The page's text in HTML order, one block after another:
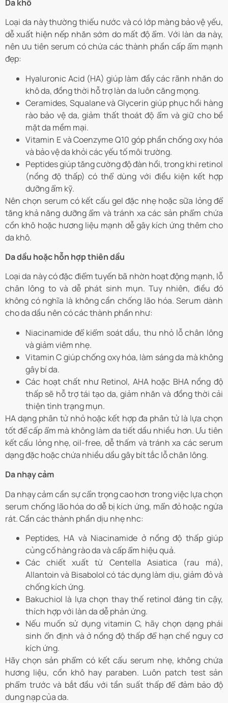
Da khô
Loại da này thường thiếu nước và có lớp màng bảo vệ yếu,
dễ xuất hiện nếp nhăn sớm do mất độ ẩm. Với làn da này,
nên ưu tiên serum có chứa các thành phần cấp ẩm mạnh
đẹp:
Hyaluronic Acid (HA) giúp làm đầy các rãnh nhăn do
khô da, đồng thời hỗ trợ làn da luôn căng mọng.
Ceramides, Squalane và Glycerin giúp phục hồi hàng
rào bảo vệ da, giảm thất thoát độ ẩm và giữ cho bề
mặt da mềm mại.
Vitamin E và Coenzyme Q10 góp phần chống oxy hóa
và bảo vệ da khỏi các yếu tố môi trường.
Peptides giúp tăng cường độ đàn hồi, trong khi retinol
(nồng độ thấp) có thể dùng với điều kiện kết hợp
dưỡng ẩm kỹ.
Nên chọn serum có kết cấu gel đặc nhẹ hoặc sữa lỏng để
tăng khả năng dưỡng ẩm và tránh xa các sản phẩm chứa
cồn khô hoặc hương liệu mạnh dễ gây kích ứng thêm cho
da khô.
Da dầu hoặc hỗn hợp thiên dầu
Loại da này có đặc điểm tuyến bã nhờn hoạt động mạnh, lỗ
chân lông to và dễ phát sinh mụn. Tuy nhiên, điều đó
không có nghĩa là không cần chống lão hóa. Serum dành
cho da dầu nên có các thành phần như:
Niacinamide để kiểm soát dầu, thu nhỏ lỗ chân lông
và giảm viêm nhẹ.
Vitamin C giúp chống oxy hóa, làm sáng da mà không
gây bí da.
Các hoạt chất như Retinol, AHA hoặc BHA nồng độ
thấp sẽ hỗ trợ tái tạo da, giảm nhăn và đồng thời cải
thiện tình trạng mụn.
HA dạng phân tử nhỏ hoặc kết hợp đa phân tử là lựa chọn
tốt để cấp ẩm mà không làm da tiết dầu nhiều hơn. Ưu tiên
kết cấu lỏng nhẹ, oil-free, dễ thấm và tránh xa các serum
dạng đặc hoặc chứa nhiều dầu gây bít tắc lỗ chân lông.
Da nhạy cảm
Da nhạy cảm cần sự cẩn trọng cao hơn trong việc lựa chọn
serum chống lão hóa do dễ bị kích ứng, mẩn đỏ hoặc ngứa
rát. Cần các thành phần dịu nhẹ nhc:
Peptides, HA và Niacinamide ở nồng độ thấp giúp
củng cố hàng rào da và cấp ẩm hiệu quả.
Các chiết xuất từ Centella Asiatica (rau má),
Allantoin và Bisabolol có tác dụng làm dịu, giảm đỏ và
chống kích ứng.
Bakuchiol là lựa chọn thay thế retinol đáng tin cậy,
thích hợp với làn da dễ phản ứng.
Nếu muốn sử dụng vitamin C, hãy chọn dạng phái
sinh ổn định và ở nồng độ thấp để hạn chế nguy cơ
kích ứng.
Hãy chọn sản phẩm có kết cấu serum nhẹ, không chứa
hương liệu, cồn khô hay paraben. Luôn patch test sản
phẩm trước và bắt đầu với tần suất thấp để đảm bảo độ
dung nạp của da.